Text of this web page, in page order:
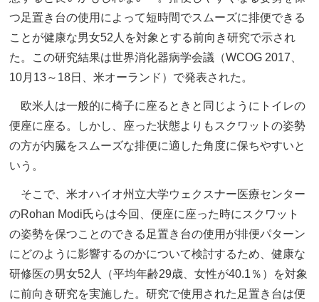
つ足置き台の使用によって短時間でスムーズに排便できる
ことが健康な男女52人を対象とする前向き研究で示され
た。この研究結果は世界消化器病学会議（WCOG 2017、
10月13～18日、米オーランド）で発表された。
欧米人は一般的に椅子に座るときと同じようにトイレの
便座に座る。しかし、座った状態よりもスクワットの姿勢
の方が内臓をスムーズな排便に適した角度に保ちやすいと
いう。
そこで、米オハイオ州立大学ウェクスナー医療センター
のRohan Modi氏らは今回、便座に座った時にスクワット
の姿勢を保つことのできる足置き台の使用が排便パターン
にどのように影響するのかについて検討するため、健康な
研修医の男女52人（平均年齢29歳、女性が40.1％）を対象
に前向き研究を実施した。研究で使用された足置き台は便